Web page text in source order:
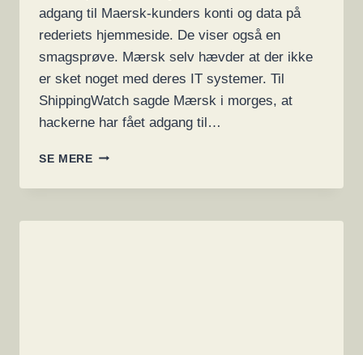
adgang til Maersk-kunders konti og data på
rederiets hjemmeside. De viser også en
smagsprøve. Mærsk selv hævder at der ikke
er sket noget med deres IT systemer. Til
ShippingWatch sagde Mærsk i morges, at
hackerne har fået adgang til…
SE MEREMAERSK
AT
HAR